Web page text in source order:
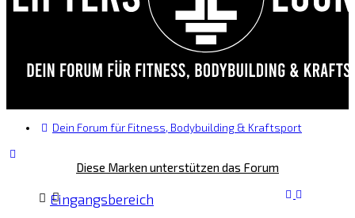
Dein Forum für Fitness, Bodybuilding & Kraftsport
Diese Marken unterstützen das Forum
Eingangsbereich